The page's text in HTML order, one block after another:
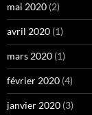
mai 2020 (2)
avril 2020 (1)
mars 2020 (1)
février 2020 (4)
janvier 2020 (3)